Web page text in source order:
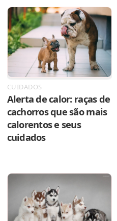
CUIDADOS
Alerta de calor: raças de
cachorros que são mais
calorentos e seus
cuidados